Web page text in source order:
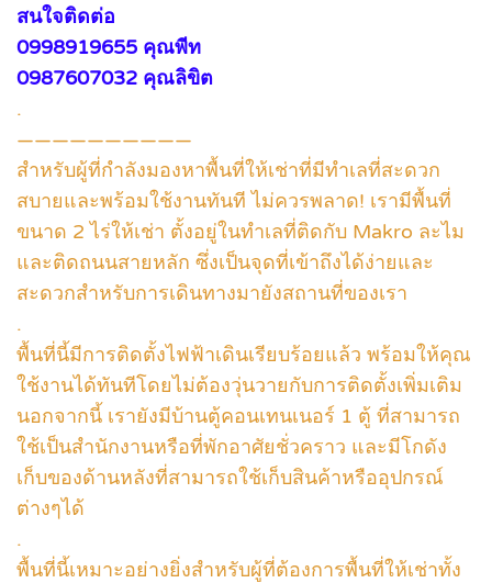
สนใจติดต่อ
0998919655 คุณพีท
0987607032 คุณลิขิต
.
——————————
สำหรับผู้ที่กำลังมองหาพื้นที่ให้เช่าที่มีทำเลที่สะดวก
สบายและพร้อมใช้งานทันที ไม่ควรพลาด! เรามีพื้นที่
ขนาด 2 ไร่ให้เช่า ตั้งอยู่ในทำเลที่ติดกับ Makro ละไม
และติดถนนสายหลัก ซึ่งเป็นจุดที่เข้าถึงได้ง่ายและ
สะดวกสำหรับการเดินทางมายังสถานที่ของเรา
.
พื้นที่นี้มีการติดตั้งไฟฟ้าเดินเรียบร้อยแล้ว พร้อมให้คุณ
ใช้งานได้ทันทีโดยไม่ต้องวุ่นวายกับการติดตั้งเพิ่มเติม
นอกจากนี้ เรายังมีบ้านตู้คอนเทนเนอร์ 1 ตู้ ที่สามารถ
ใช้เป็นสำนักงานหรือที่พักอาศัยชั่วคราว และมีโกดัง
เก็บของด้านหลังที่สามารถใช้เก็บสินค้าหรืออุปกรณ์
ต่างๆได้
.
พื้นที่นี้เหมาะอย่างยิ่งสำหรับผู้ที่ต้องการพื้นที่ให้เช่าทั้ง